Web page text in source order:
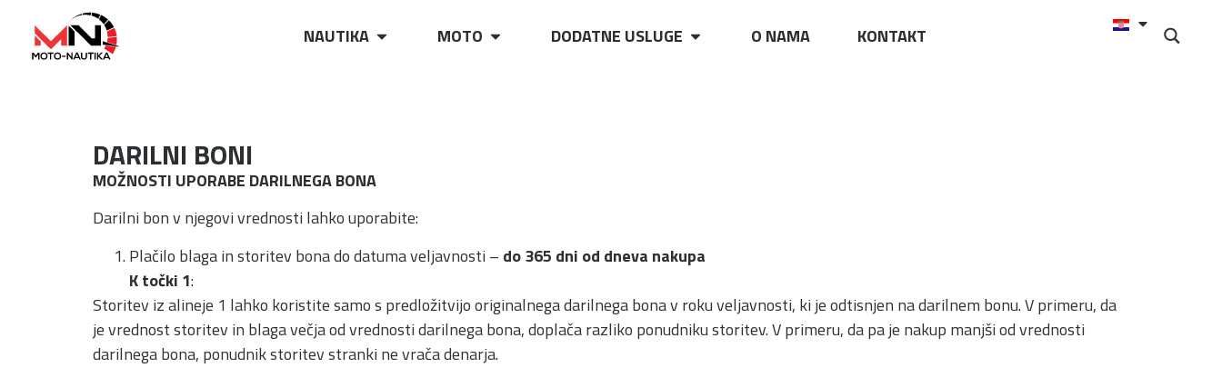
NAUTIKA MOTO DODATNE USLUGE O NAMA KONTAKT
DARILNI BONI
MOŽNOSTI UPORABE DARILNEGA BONA
Darilni bon v njegovi vrednosti lahko uporabite:
Plačilo blaga in storitev bona do datuma veljavnosti – do 365 dni od dneva nakupa
K točki 1:
Storitev iz alineje 1 lahko koristite samo s predložitvijo originalnega darilnega bona v roku veljavnosti, ki je odtisnjen na darilnem bonu. V primeru, da
je vrednost storitev in blaga večja od vrednosti darilnega bona, doplača razliko ponudniku storitev. V primeru, da pa je nakup manjši od vrednosti
darilnega bona, ponudnik storitev stranki ne vrača denarja.